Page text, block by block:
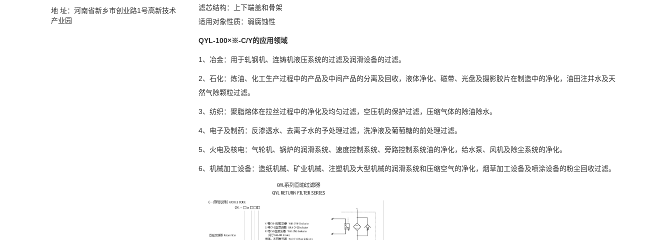
滤芯结构：上下端盖和骨架
适用对象性质：弱腐蚀性
QYL-100×※-C/Y的应用领域
1 、冶金：用于轧钢机、连铸机液压系统的过滤及润滑设备的过滤。
2、石化：炼油、化工生产过程中的产品及中间产品的分离及回收，液体净化、磁带、光盘及摄影胶片在制造中的净化，油田注井水及天
然气除颗粒过滤。
3、纺织：聚脂熔体在拉丝过程中的净化及均匀过滤，空压机的保护过滤，压缩气体的除油除水。
4、电子及制药：反渗透水、去离子水的予处理过滤，洗净液及葡萄糖的前处理过滤。
5、火电及核电：气轮机、锅炉的润滑系统、速度控制系统、旁路控制系统油的净化，给水泵、风机及除尘系统的净化。
6、机械加工设备：造纸机械、矿业机械、注塑机及大型机械的润滑系统和压缩空气的净化，烟草加工设备及喷涂设备的粉尘回收过滤。
地 址：河南省新乡市创业路1号高新技术
产业园